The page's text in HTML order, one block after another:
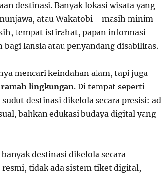
destinasi. Banyak lokasi wisata yang
atau Wakatobi—masih minim
tempat istirahat, papan informasi
lansia atau penyandang disabilitas.
mencari keindahan alam, tapi juga
ramah lingkungan. Di tempat seperti
destinasi dikelola secara presisi:
bahkan edukasi budaya digital yang
destinasi dikelola secara
tidak ada sistem tiket digital,